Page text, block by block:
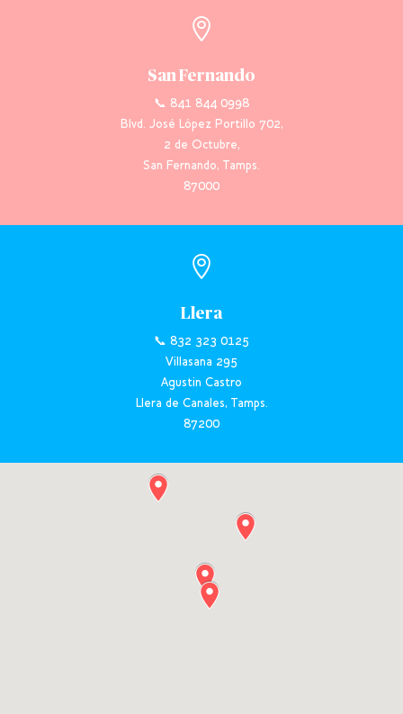

San Fernando
📞 841 844 0998
Blvd. José López Portillo 702,
2 de Octubre,
San Fernando, Tamps.
87000

Llera
📞 832 323 0125
Villasana 295
Agustin Castro
Llera de Canales, Tamps.
87200